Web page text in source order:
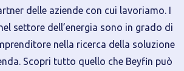
delle aziende con cui lavoriamo. I
settore dell’energia sono in grado di
nella ricerca della soluzione
Scopri tutto quello che Beyfin può